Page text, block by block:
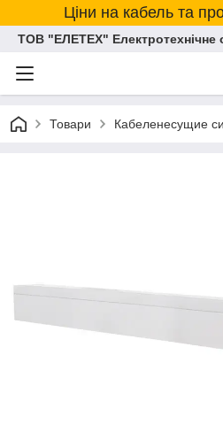
Ціни на кабель та
ТОВ "ЕЛЕТЕХ" Електротехнічне
Товари Кабеленесущие